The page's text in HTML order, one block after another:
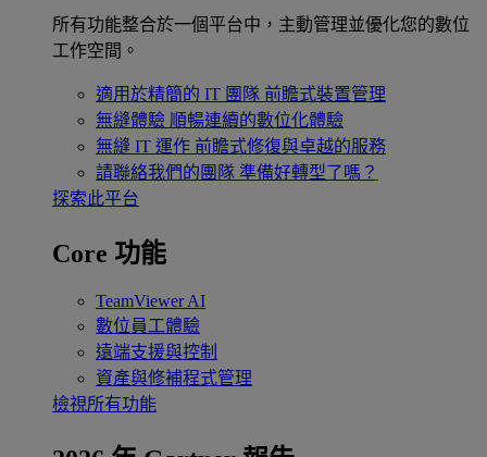
所有功能整合於一個平台中，主動管理並優化您的數位
工作空間。
適用於精簡的 IT 團隊 前瞻式裝置管理
無縫體驗 順暢連續的數位化體驗
無縫 IT 運作 前瞻式修復與卓越的服務
請聯絡我們的團隊 準備好轉型了嗎？
探索此平台
Core 功能
TeamViewer AI
數位員工體驗
遠端支援與控制
資產與修補程式管理
檢視所有功能